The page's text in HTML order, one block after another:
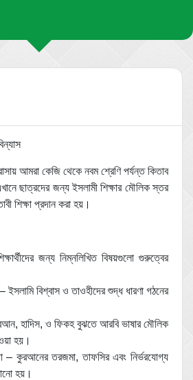
আমরা কেজি থেকে নবম শ্রেণি পর্যন্ত কিতাব
ছাত্রদের জন্য ইসলামী শিক্ষার মৌলিক স্তর
শিক্ষা প্রদান করা হয়।
জন্য নিম্নলিখিত বিষয়গুলো গুরুত্বের
বিশ্বাস ও তাওহীদের শুদ্ধ ধারণা গঠনের
হাদিস, ও ফিকহ বুঝতে আরবি ভাষার মৌলিক
হয়।
– কুরআনের তরজমা, তাফসির এবং নির্ভরযোগ্য
হয়।